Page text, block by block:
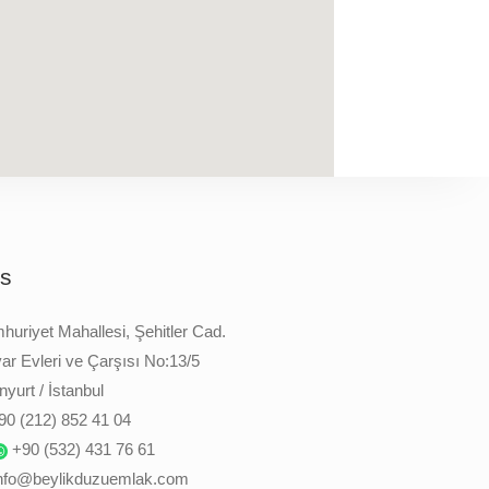
Mahallesi, Şehitler Cad.
Evleri ve Çarşısı No:13/5
/ İstanbul
(212) 852 41 04
+90 (532) 431 76 61